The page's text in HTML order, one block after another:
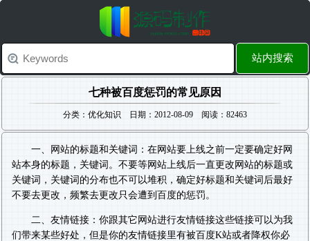
站内搜索
七种被百度惩罚的常见原因
分类：优化知识 日期：2012-08-09 阅读：82463
一、网站的标题和关键词：在网站要上线之前一定要确定好网
站本身的标题，关键词。不要等网站上线后一直更改网站的标题或
关键词，关键词的分布也不可以堆积，确定好标题和关键词后最好
不要去更改，频繁去更改只会遭到百度的惩罚。
二、友情链接：你跟其它网站进行友情链接这些链接可以为我
们带来某些好处，但是你的友情链接里有被百度K站或者降权你必